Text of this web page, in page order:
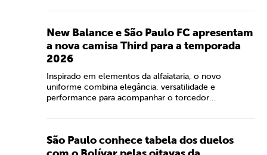
New Balance e São Paulo FC apresentam
a nova camisa Third para a temporada
2026
Inspirado em elementos da alfaiataria, o novo
uniforme combina elegância, versatilidade e
performance para acompanhar o torcedor...
São Paulo conhece tabela dos duelos